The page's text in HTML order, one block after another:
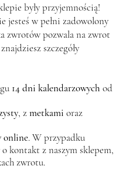
były przyjemnością!
jesteś w pełni zadowolony
zwrotów pozwala na zwrot
szczegóły
14 dni kalendarzowych od
, zmetkami oraz
online. W przypadku
kontakt z naszym sklepem,
zwrotu.